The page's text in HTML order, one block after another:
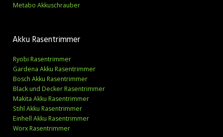
Metabo Akkuschrauber
Akku Rasentrimmer
Ryobi Rasentrimmer
Gardena Akku Rasentrimmer
Bosch Akku Rasentrimmer
Black und Decker Rasentrimmer
Makita Akku Rasentrimmer
Stihl Akku Rasentrimmer
Einhell Akku Rasentrimmer
Worx Rasentrimmer